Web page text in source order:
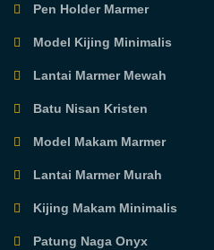
Pen Holder Marmer
Model Kijing Minimalis
Lantai Marmer Mewah
Batu Nisan Kristen
Model Makam Marmer
Lantai Marmer Murah
Kijing Makam Minimalis
Patung Naga Onyx